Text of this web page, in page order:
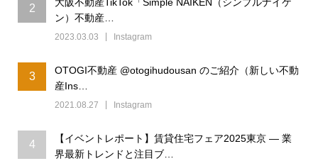
2
大阪不動産TikTok「Simple NAIKEN（シンプルナイケ
ン）不動産…
2023.03.03 Instagram
3
OTOGI不動産 @otogihudousan のご紹介（新しい不動
産Ins…
2021.08.27 Instagram
4
【イベントレポート】賃貸住宅フェア2025東京 ― 業
界最新トレンドと注目ブ…